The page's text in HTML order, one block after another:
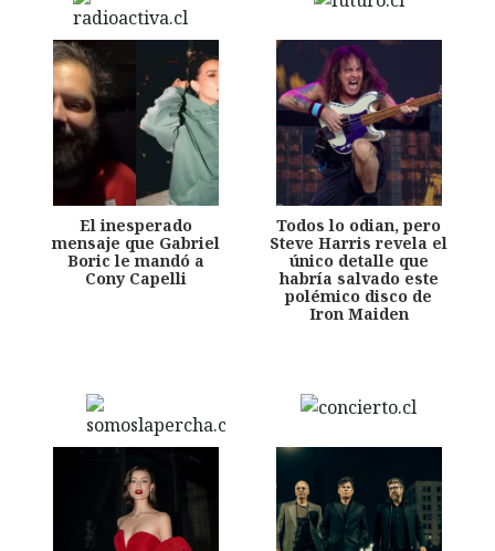
El inesperado
mensaje que Gabriel
Boric le mandó a
Cony Capelli
Todos lo odian, pero
Steve Harris revela el
único detalle que
habría salvado este
polémico disco de
Iron Maiden